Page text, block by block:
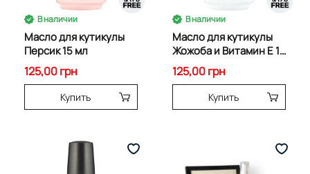
В наличии
Масло для кутикулы
Персик 15 мл
125,00 грн
Купить
В наличии
Масло для кутикулы
Жожоба и Витамин Е 15
мл
125,00 грн
Купить